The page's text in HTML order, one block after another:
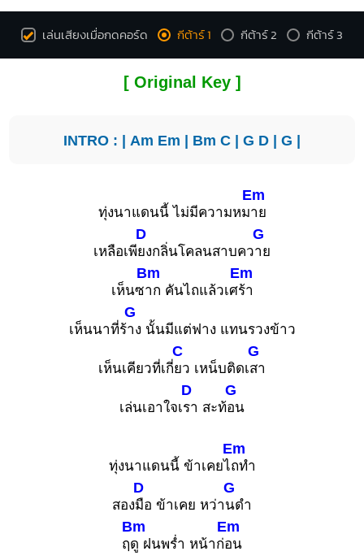
เล่นเสียงเมื่อกดคอร์ด กีต้าร์ 1 กีต้าร์ 2 กีต้าร์ 3
[ Original Key ]
INTRO : | Am Em | Bm C | G D | G |
ทุ่งนาแดนนี้ ไม่มีความหม
Em
าย
เหลือเพี
D
ยงกลิ่นโคลนสาบคว
G
าย
เห็นซ
Bm
าก คันไถแล้วเศ
Em
ร้า
เห็นนาที่ร้
G
าง นั้นมีแต่ฟาง แทนรวงข้าว
เห็นเคียวที่เกี่
C
ยว เหน็บติดเ
G
สา
เล่นเอาใจเ
D
รา สะท้
G
อน
ทุ่งนาแดนนี้ ข้าเคยไ
Em
ถทำ
สอง
D
มือ ข้าเคย หว่า
G
นดำ
ฤ
Bm
ดู ฝนพร่ำ หน้าก่
Em
อน